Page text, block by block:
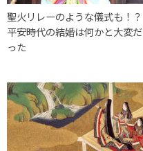
聖火リレーのような儀式も！？
平安時代の結婚は何かと大変だ
った